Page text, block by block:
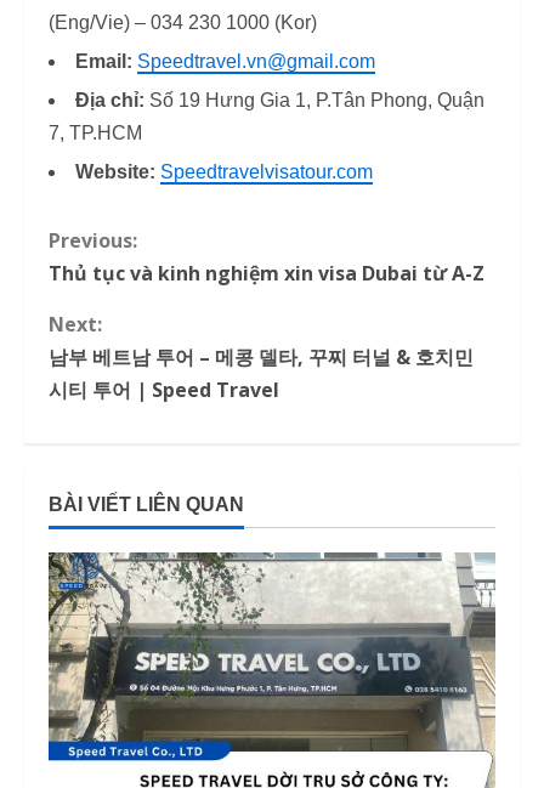
(Eng/Vie) – 034 230 1000 (Kor)
Email: Speedtravel.vn@gmail.com
Địa chỉ: Số 19 Hưng Gia 1, P.Tân Phong, Quận
7, TP.HCM
Website: Speedtravelvisatour.com
C
n
t
n
u
e
R
e
a
Previous:
Thủ tục và kinh nghiệm xin visa Dubai từ A-Z
Next:
남부 베트남 투어 – 메콩 델타, 꾸찌 터널 & 호치민
시티 투어 | Speed Travel
BÀI VIẾT LIÊN QUAN